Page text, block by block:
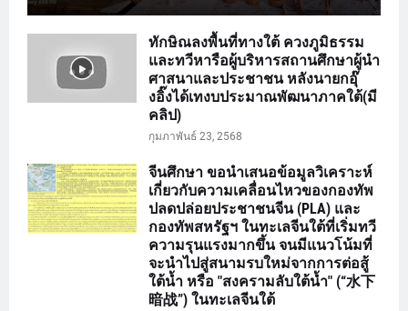
ทักษิณลงพื้นที่ทางใต้ ควงภูมิธรรม
และทวีหารือผู้บริหารสถานศึกษาผู้นำ
ศาสนาและประชาชน หลังนายกอุ๊
งอิ๊งได้เทงบประมาณพัฒนาภาคใต้(มี
คลิป)
กุมภาพันธ์ 23, 2568
จีนศึกษา ขอนำเสนอข้อมูลวิเคราะห์
เกี่ยวกับความเคลื่อนไหวของกองทัพ
ปลดปล่อยประชาชนจีน (PLA) และ
กองทัพสหรัฐฯ ในทะเลจีนใต้ที่เริ่มทวี
ความรุนแรงมากขึ้น จนมีแนวโน้มที่
จะนำไปสู่สนามรบใหม่จากการต่อสู้
ใต้น้ำ หรือ "สงครามลับใต้น้ำ" (“水下
暗战”) ในทะเลจีนใต้